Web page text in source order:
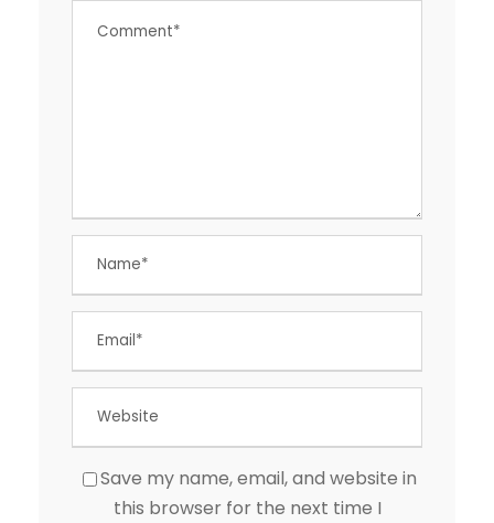
Save my name, email, and website in
this browser for the next time I